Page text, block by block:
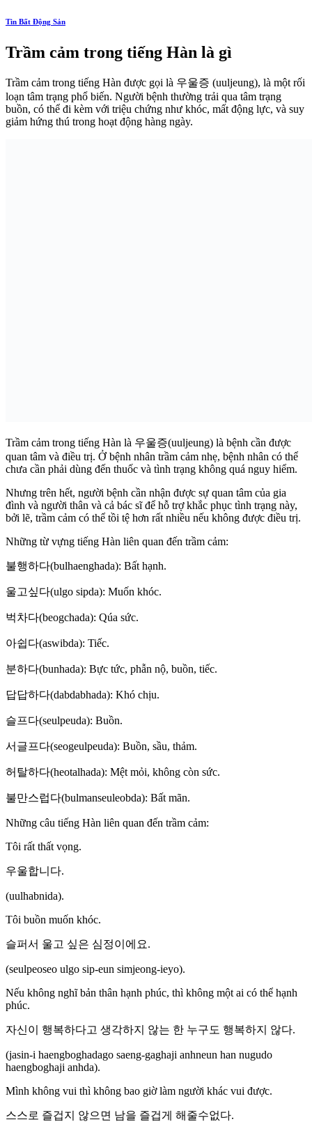
Tin Bất Động Sản
Trầm cảm trong tiếng Hàn là gì
Trầm cảm trong tiếng Hàn được gọi là 우울증 (uuljeung), là một rối
loạn tâm trạng phổ biến. Người bệnh thường trải qua tâm trạng
buồn, có thể đi kèm với triệu chứng như khóc, mất động lực, và suy
giảm hứng thú trong hoạt động hàng ngày.
Trầm cảm trong tiếng Hàn là 우울증(uuljeung) là bệnh cần được
quan tâm và điều trị. Ở bệnh nhân trầm cảm nhẹ, bệnh nhân có thể
chưa cần phải dùng đến thuốc và tình trạng không quá nguy hiểm.
Nhưng trên hết, người bệnh cần nhận được sự quan tâm của gia
đình và người thân và cả bác sĩ để hỗ trợ khắc phục tình trạng này,
bởi lẽ, trầm cảm có thể tồi tệ hơn rất nhiều nếu không được điều trị.
Những từ vựng tiếng Hàn liên quan đến trầm cảm:
불행하다(bulhaenghada): Bất hạnh.
울고싶다(ulgo sipda): Muốn khóc.
벅차다(beogchada): Qúa sức.
아쉽다(aswibda): Tiếc.
분하다(bunhada): Bực tức, phẫn nộ, buồn, tiếc.
답답하다(dabdabhada): Khó chịu.
슬프다(seulpeuda): Buồn.
서글프다(seogeulpeuda): Buồn, sầu, thảm.
허탈하다(heotalhada): Mệt mỏi, không còn sức.
불만스럽다(bulmanseuleobda): Bất mãn.
Những câu tiếng Hàn liên quan đến trầm cảm:
Tôi rất thất vọng.
우울합니다.
(uulhabnida).
Tôi buồn muốn khóc.
슬퍼서 울고 싶은 심정이에요.
(seulpeoseo ulgo sip-eun simjeong-ieyo).
Nếu không nghĩ bản thân hạnh phúc, thì không một ai có thể hạnh
phúc.
자신이 행복하다고 생각하지 않는 한 누구도 행복하지 않다.
(jasin-i haengboghadago saeng-gaghaji anhneun han nugudo
haengboghaji anhda).
Mình không vui thì không bao giờ làm người khác vui được.
스스로 즐겁지 않으면 남을 즐겁게 해줄수없다.